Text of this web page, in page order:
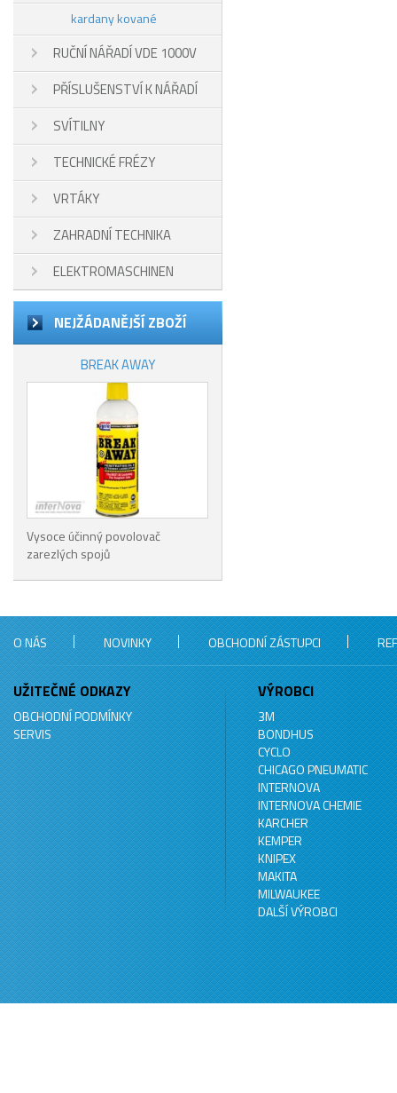
kardany kované
RUČNÍ NÁŘADÍ VDE 1000V
PŘÍSLUŠENSTVÍ K NÁŘADÍ
SVÍTILNY
TECHNICKÉ FRÉZY
VRTÁKY
ZAHRADNÍ TECHNIKA
ELEKTROMASCHINEN
NEJŽÁDANĚJŠÍ ZBOŽÍ
BREAK AWAY
Vysoce účinný povolovač
zarezlých spojů
O NÁS NOVINKY OBCHODNÍ ZÁSTUPCI
UŽITEČNÉ ODKAZY
OBCHODNÍ PODMÍNKY
SERVIS
VÝROBCI
3M
BONDHUS
CYCLO
CHICAGO PNEUMATIC
INTERNOVA
INTERNOVA CHEMIE
KARCHER
KEMPER
KNIPEX
MAKITA
MILWAUKEE
DALŠÍ VÝROBCI